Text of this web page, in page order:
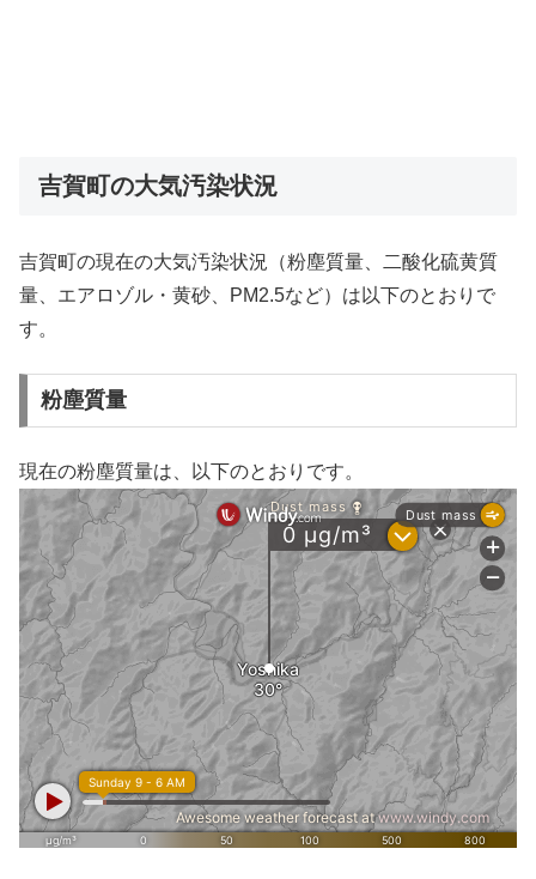
吉賀町の大気汚染状況
吉賀町の現在の大気汚染状況（粉塵質量、二酸化硫黄質
量、エアロゾル・黄砂、PM2.5など）は以下のとおりで
す。
粉塵質量
現在の粉塵質量は、以下のとおりです。